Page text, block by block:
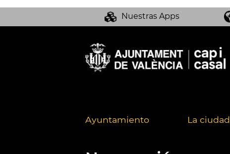
Nuestras Apps
Ayuntamiento La ciudad